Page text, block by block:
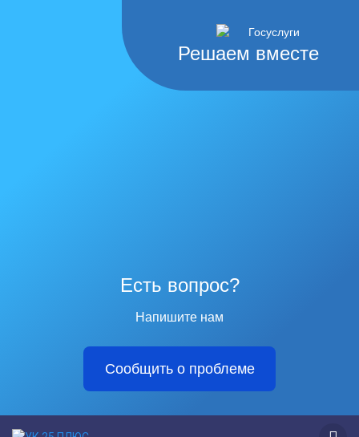
Решаем вместе
Есть вопрос?
Напишите нам
Сообщить о проблеме